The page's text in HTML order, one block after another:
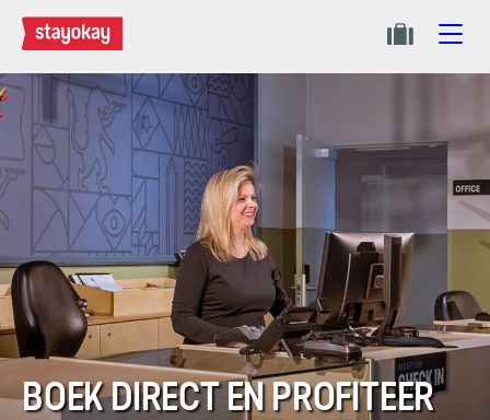
BOEK DIRECT EN PROFITEER